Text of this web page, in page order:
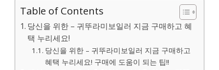
Table of Contents
당신을 위한 – 귀뚜라미보일러 지금 구매하고 혜
택 누리세요!
당신을 위한 – 귀뚜라미보일러 지금 구매하고
혜택 누리세요! 구매에 도움이 되는 팁!!